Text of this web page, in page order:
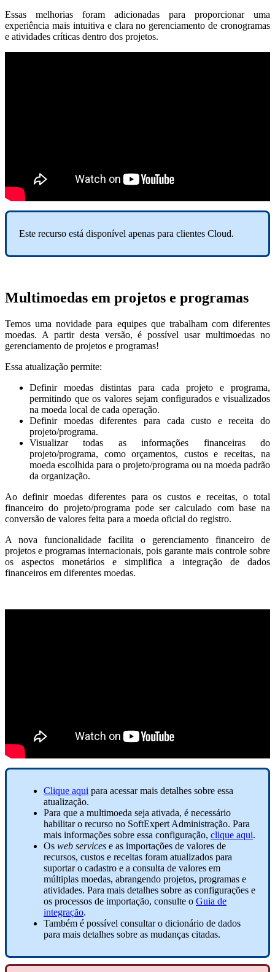
Essas melhorias foram adicionadas para proporcionar uma
experiência mais intuitiva e clara no gerenciamento de cronogramas
e atividades críticas dentro dos projetos.
Este recurso está disponível apenas para clientes Cloud.
Multimoedas em projetos e programas
Temos uma novidade para equipes que trabalham com diferentes
moedas. A partir desta versão, é possível usar multimoedas no
gerenciamento de projetos e programas!
Essa atualização permite:
Definir moedas distintas para cada projeto e programa,
permitindo que os valores sejam configurados e visualizados
na moeda local de cada operação.
Definir moedas diferentes para cada custo e receita do
projeto/programa.
Visualizar todas as informações financeiras do
projeto/programa, como orçamentos, custos e receitas, na
moeda escolhida para o projeto/programa ou na moeda padrão
da organização.
Ao definir moedas diferentes para os custos e receitas, o total
financeiro do projeto/programa pode ser calculado com base na
conversão de valores feita para a moeda oficial do registro.
A nova funcionalidade facilita o gerenciamento financeiro de
projetos e programas internacionais, pois garante mais controle sobre
os aspectos monetários e simplifica a integração de dados
financeiros em diferentes moedas.
Clique aqui para acessar mais detalhes sobre essa
atualização.
Para que a multimoeda seja ativada, é necessário
habilitar o recurso no SoftExpert Administração. Para
mais informações sobre essa configuração, clique aqui.
Os web services e as importações de valores de
recursos, custos e receitas foram atualizados para
suportar o cadastro e a consulta de valores em
múltiplas moedas, abrangendo projetos, programas e
atividades. Para mais detalhes sobre as configurações e
os processos de importação, consulte o Guia de
integração.
Também é possível consultar o dicionário de dados
para mais detalhes sobre as mudanças citadas.